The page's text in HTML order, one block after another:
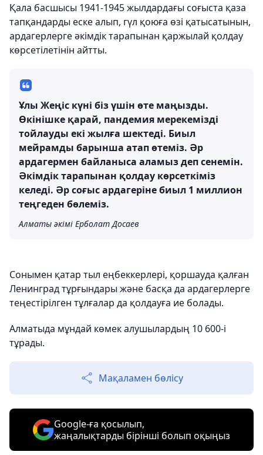
Қала басшысы 1941-1945 жылдардағы соғыста қаза
тапқандарды еске алып, гүл қоюға өзі қатысатынын,
ардагерлерге әкімдік тарапынан қаржылай қолдау
көрсетілетінін айтты.
Ұлы Жеңіс күні біз үшін өте маңызды.
Өкінішке қарай, пандемия мерекемізді
тойлауды екі жылға шектеді. Биыл
мейрамды барынша атап өтеміз. Әр
ардагермен байланыса аламыз деп сенемін.
Әкімдік тарапынан қолдау көрсеткіміз
келеді. Әр соғыс ардагеріне биыл 1 миллион
теңгеден бөлеміз.
Алматы әкімі Ерболат Досаев
Сонымен қатар тыл еңбеккерлері, қоршауда қалған
Ленинград тұрғындары және басқа да ардагерлерге
теңестірілген тұлғалар да қолдауға ие болады.
Алматыда мұндай көмек алушылардың 10 600-і
тұрады.
Мақаламен бөлісу
Google-ға қосылып,
жаңалықтарды бірінші болып оқыңыз